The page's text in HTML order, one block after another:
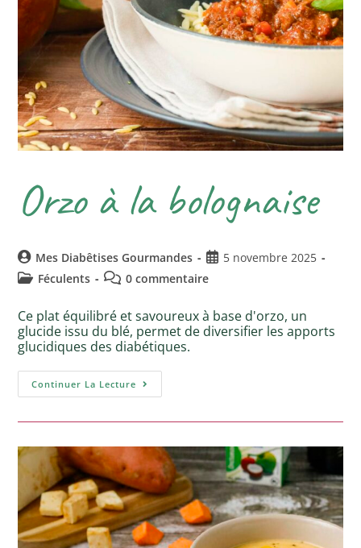
Orzo à la bolognaise
Mes Diabêtises Gourmandes
5 novembre 2025
Féculents
0 commentaire
Ce plat équilibré et savoureux à base d'orzo, un
glucide issu du blé, permet de diversifier les apports
glucidiques des diabétiques.
Continuer La Lecture